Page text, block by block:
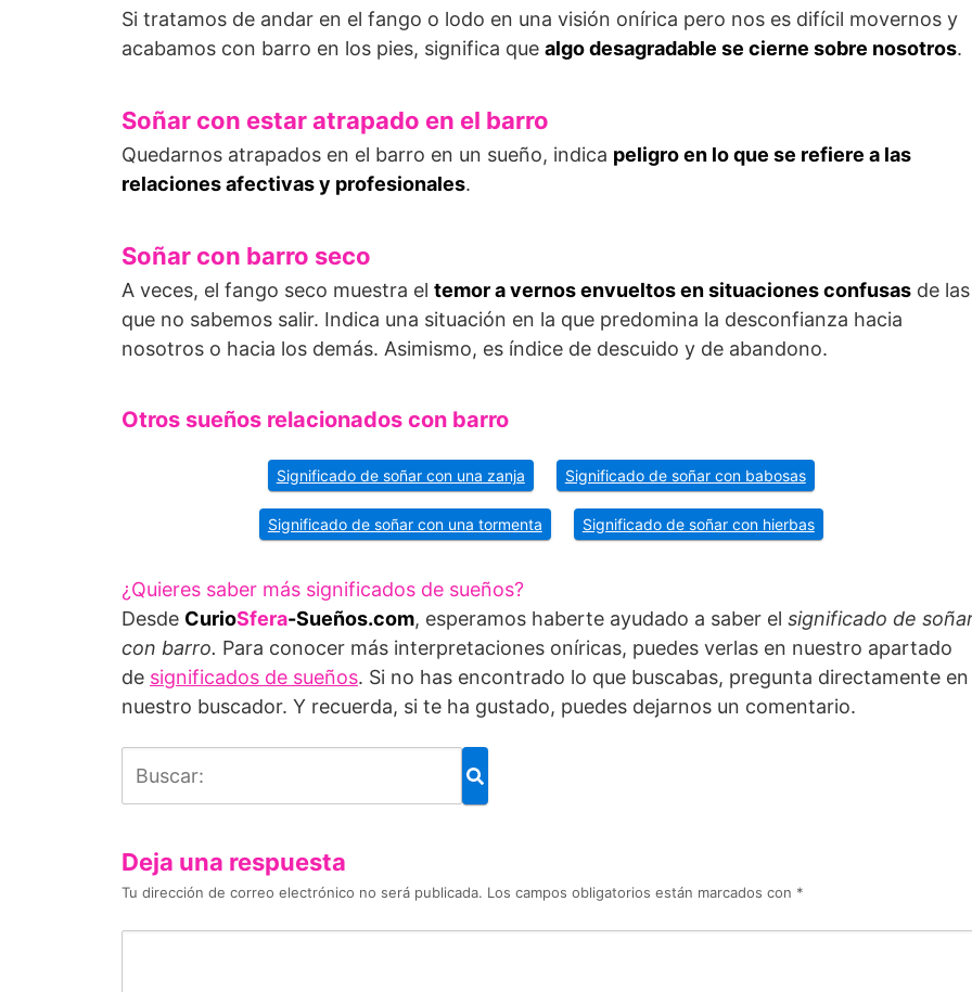
Si tratamos de andar en el fango o lodo en una visión onírica pero nos es difícil movernos y
acabamos con barro en los pies, significa que algo desagradable se cierne sobre nosotros.
Soñar con estar atrapado en el barro
Quedarnos atrapados en el barro en un sueño, indica peligro en lo que se refiere a las
relaciones afectivas y profesionales.
Soñar con barro seco
A veces, el fango seco muestra el temor a vernos envueltos en situaciones confusas de las
que no sabemos salir. Indica una situación en la que predomina la desconfianza hacia
nosotros o hacia los demás. Asimismo, es índice de descuido y de abandono.
Otros sueños relacionados con barro
Significado de soñar con una zanja Significado de soñar con babosas
Significado de soñar con una tormenta Significado de soñar con hierbas
¿Quieres saber más significados de sueños?
Desde CurioSfera-Sueños.com, esperamos haberte ayudado a saber el significado de
con barro. Para conocer más interpretaciones oníricas, puedes verlas en nuestro apartado
de significados de sueños. Si no has encontrado lo que buscabas, pregunta directamente en
nuestro buscador. Y recuerda, si te ha gustado, puedes dejarnos un comentario.
Deja una respuesta
Tu dirección de correo electrónico no será publicada. Los campos obligatorios están marcados con *